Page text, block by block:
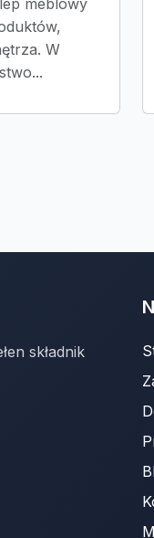
meblowy
W
składnik